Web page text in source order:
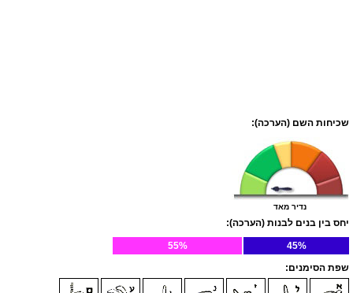
שכיחות השם (הערכה):
נדיר מאד
יחס בין בנים לבנות (הערכה):
45%
55%
שפת הסימנים: